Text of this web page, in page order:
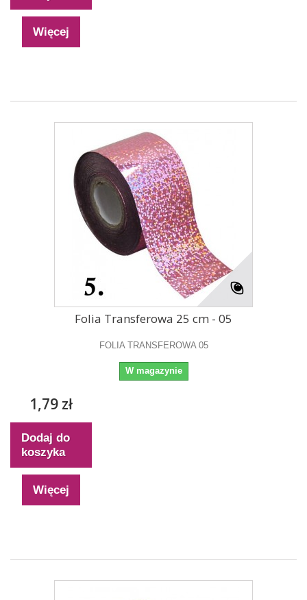
Więcej
Folia Transferowa 25 cm - 05
FOLIA TRANSFEROWA 05
W magazynie
1,79 zł
Dodaj do
koszyka
Więcej